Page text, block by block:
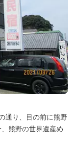
通り、目の前に熊野
熊野の世界遺産め